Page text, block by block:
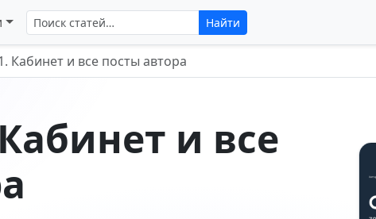
Поиск по сайту Найти
Кабинет и все посты автора
и все